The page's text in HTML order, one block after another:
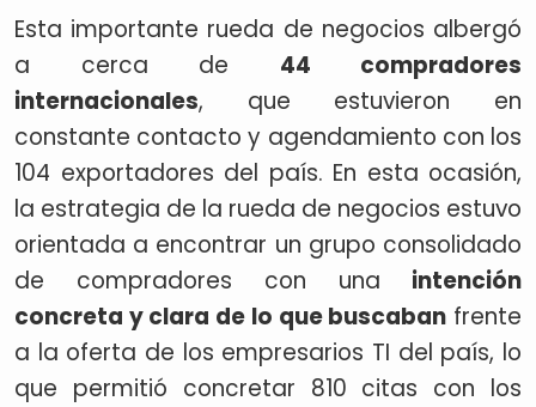
Esta importante rueda de negocios albergó
a cerca de 44 compradores
internacionales, que estuvieron en
constante contacto y agendamiento con los
104 exportadores del país. En esta ocasión,
la estrategia de la rueda de negocios estuvo
orientada a encontrar un grupo consolidado
de compradores con una intención
concreta y clara de lo que buscaban frente
a la oferta de los empresarios TI del país, lo
que permitió concretar 810 citas con los